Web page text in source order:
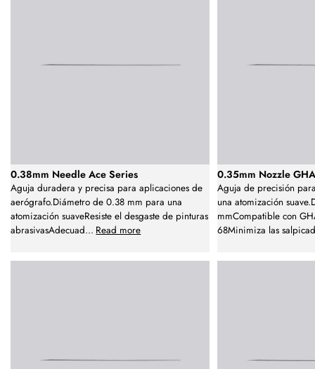
0.38mm Needle Ace Series
Aguja duradera y precisa para aplicaciones de
aerógrafo.Diámetro de 0.38 mm para una
atomización suaveResiste el desgaste de pinturas
abrasivasAdecuad... Read more
0.35mm Nozzle
Aguja de precisión
una atomización
mmCompatible con
68Minimiza las